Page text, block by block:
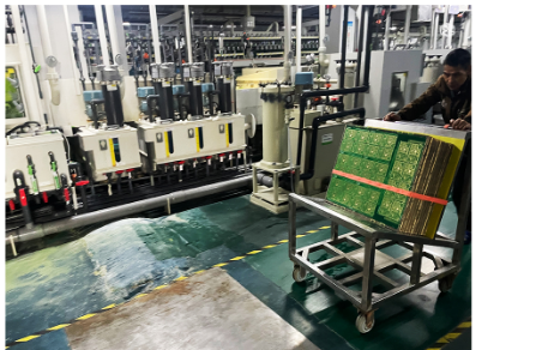
l'automatisation industrielle pour la maintenance
systèmes garantissent le traitement des données en
des données des capteurs.
au développement de l'IA, permettant un large éventail
24 heures